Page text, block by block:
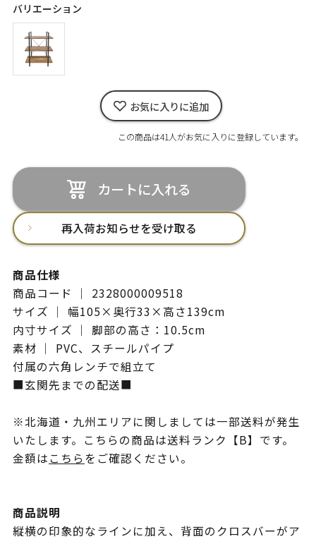
バリエーション
お気に入りに追加
この商品は41人がお気に入りに登録しています。
カートに入れる
再入荷お知らせを受け取る
商品仕様
商品コード ｜ 2328000009518
サイズ ｜ 幅105×奥行33×高さ139cm
内寸サイズ ｜ 脚部の高さ：10.5cm
素材 ｜ PVC、スチールパイプ
付属の六角レンチで組立て
■玄関先までの配送■
※北海道・九州エリアに関しましては一部送料が発生
いたします。こちらの商品は送料ランク【B】です。
金額はこちらをご確認ください。
商品説明
縦横の印象的なラインに加え、背面のクロスバーがア